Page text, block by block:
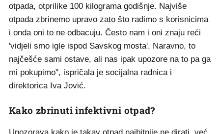
otpada, otprilike 100 kilograma godišnje. Najviše
otpada zbrinemo upravo zato što radimo s korisnicima
i onda oni to ne odbacuju. Često nam i oni znaju reći
'vidjeli smo igle ispod Savskog mosta'. Naravno, to
najčešće sami ostave, ali nas ipak upozore na to pa ga
mi pokupimo", ispričala je socijalna radnica i
direktorica Iva Jović.
Kako zbrinuti infektivni otpad?